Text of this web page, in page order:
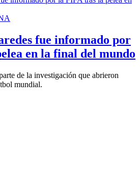
fue informado por
en la final del mundo
de la investigación que abrieron
mundial.